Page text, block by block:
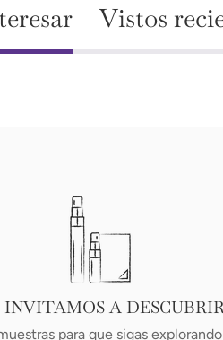
Vistos
A DESCUBRIR
para que sigas